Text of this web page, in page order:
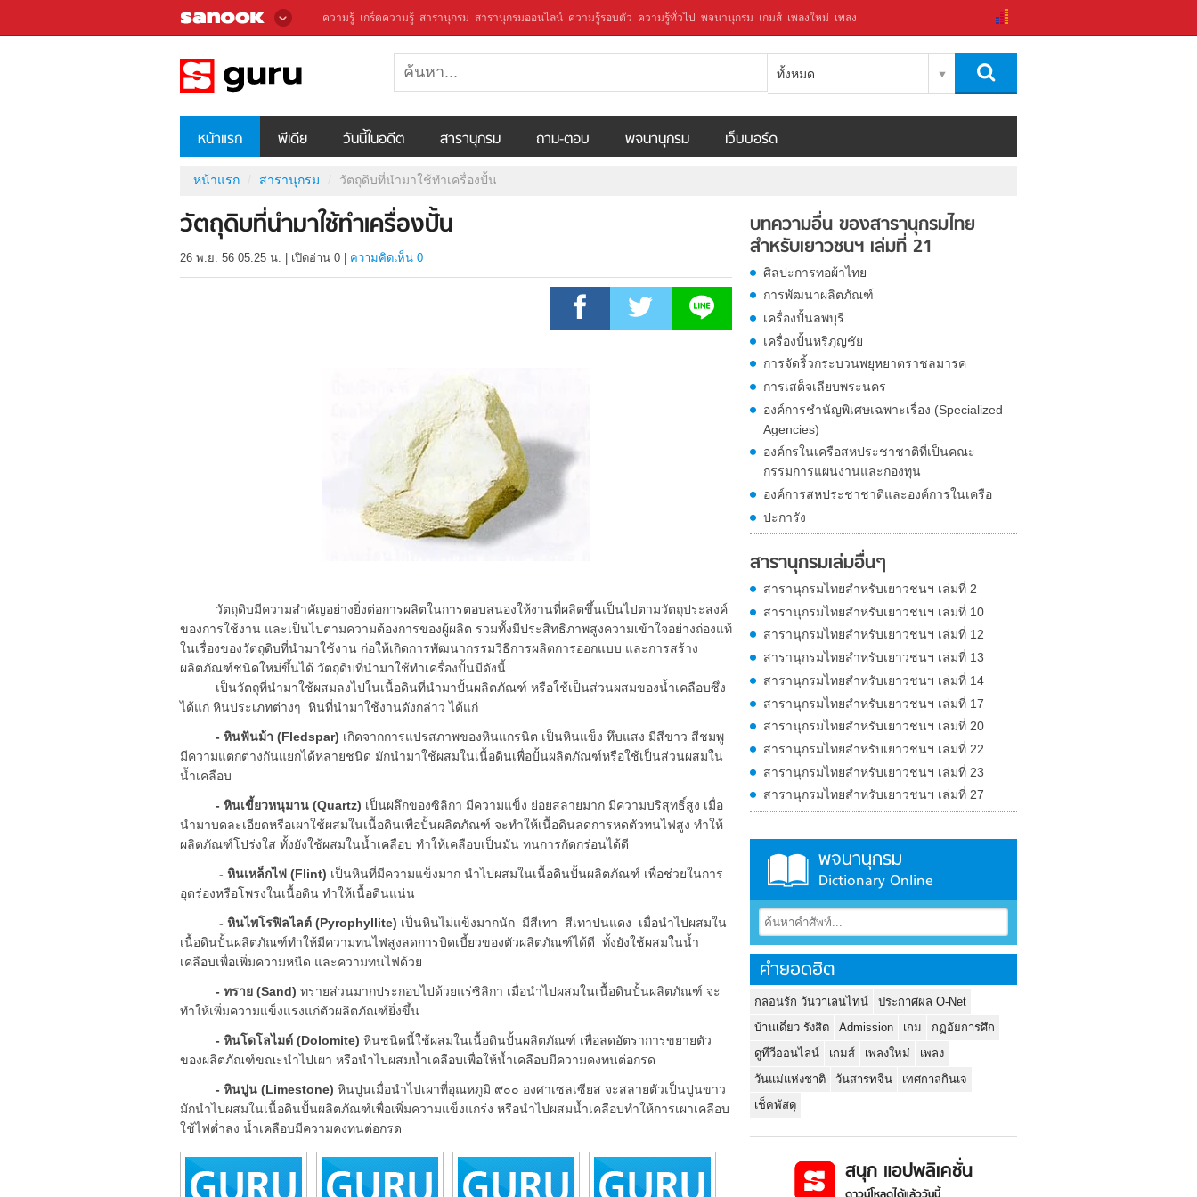
ความรู้ เกร็ดความรู้ สารานุกรม สารานุกรมออนไลน์ ความรู้รอบตัว ความรู้ทั่วไป พจนานุกรม เกมส์ เพลงใหม่ เพลง
ทั้งหมด
หน้าแรก พีเดีย วันนี้ในอดีต สารานุกรม ถาม-ตอบ พจนานุกรม เว็บบอร์ด
หน้าแรก สารานุกรม วัตถุดิบที่นำมาใช้ทำเครื่องปั้น
วัตถุดิบที่นำมาใช้ทำเครื่องปั้น
26 พ.ย. 56 05.25 น. เปิดอ่าน 0 ความคิดเห็น 0
วัตถุดิบมีความสำคัญอย่างยิ่งต่อการผลิตในการตอบสนองให้งานที่ผลิตขึ้นเป็นไปตามวัตถุประสงค์
ของการใช้งาน และเป็นไปตามความต้องการของผู้ผลิต รวมทั้งมีประสิทธิภาพสูงความเข้าใจอย่างถ่องแท้
ในเรื่องของวัตถุดิบที่นำมาใช้งาน ก่อให้เกิดการพัฒนากรรมวิธีการผลิตการออกแบบ และการสร้าง
ผลิตภัณฑ์ชนิดใหม่ขึ้นได้ วัตถุดิบที่นำมาใช้ทำเครื่องปั้นมีดังนี้
เป็นวัตถุที่นำมาใช้ผสมลงไปในเนื้อดินที่นำมาปั้นผลิตภัณฑ์ หรือใช้เป็นส่วนผสมของน้ำเคลือบซึ่ง
ได้แก่ หินประเภทต่างๆ หินที่นำมาใช้งานดังกล่าว ได้แก่
- หินฟันม้า (Fledspar) เกิดจากการแปรสภาพของหินแกรนิต เป็นหินแข็ง ทึบแสง มีสีขาว สีชมพู
มีความแตกต่างกันแยกได้หลายชนิด มักนำมาใช้ผสมในเนื้อดินเพื่อปั้นผลิตภัณฑ์หรือใช้เป็นส่วนผสมใน
น้ำเคลือบ
- หินเขี้ยวหนุมาน (Quartz) เป็นผลึกของซิลิกา มีความแข็ง ย่อยสลายมาก มีความบริสุทธิ์สูง เมื่อ
นำมาบดละเอียดหรือเผาใช้ผสมในเนื้อดินเพื่อปั้นผลิตภัณฑ์ จะทำให้เนื้อดินลดการหดตัวทนไฟสูง ทำให้
ผลิตภัณฑ์โปร่งใส ทั้งยังใช้ผสมในน้ำเคลือบ ทำให้เคลือบเป็นมัน ทนการกัดกร่อนได้ดี
- หินเหล็กไฟ (Flint) เป็นหินที่มีความแข็งมาก นำไปผสมในเนื้อดินปั้นผลิตภัณฑ์ เพื่อช่วยในการ
อุดร่องหรือโพรงในเนื้อดิน ทำให้เนื้อดินแน่น
- หินไพโรฟิลไลต์ (Pyrophyllite) เป็นหินไม่แข็งมากนัก มีสีเทา สีเทาปนแดง เมื่อนำไปผสมใน
เนื้อดินปั้นผลิตภัณฑ์ทำให้มีความทนไฟสูงลดการบิดเบี้ยวของตัวผลิตภัณฑ์ได้ดี ทั้งยังใช้ผสมในน้ำ
เคลือบเพื่อเพิ่มความหนืด และความทนไฟด้วย
- ทราย (Sand) ทรายส่วนมากประกอบไปด้วยแร่ซิลิกา เมื่อนำไปผสมในเนื้อดินปั้นผลิตภัณฑ์ จะ
ทำให้เพิ่มความแข็งแรงแก่ตัวผลิตภัณฑ์ยิ่งขึ้น
- หินโดโลไมต์ (Dolomite) หินชนิดนี้ใช้ผสมในเนื้อดินปั้นผลิตภัณฑ์ เพื่อลดอัตราการขยายตัว
ของผลิตภัณฑ์ขณะนำไปเผา หรือนำไปผสมน้ำเคลือบเพื่อให้น้ำเคลือบมีความคงทนต่อกรด
- หินปูน (Limestone) หินปูนเมื่อนำไปเผาที่อุณหภูมิ ๙๐๐ องศาเซลเซียส จะสลายตัวเป็นปูนขาว
มักนำไปผสมในเนื้อดินปั้นผลิตภัณฑ์เพื่อเพิ่มความแข็งแกร่ง หรือนำไปผสมน้ำเคลือบทำให้การเผาเคลือบ
ใช้ไฟต่ำลง น้ำเคลือบมีความคงทนต่อกรด
บทความอื่น ของสารานุกรมไทย
สำหรับเยาวชนฯ เล่มที่ 21
ศิลปะการทอผ้าไทย
การพัฒนาผลิตภัณฑ์
เครื่องปั้นลพบุรี
เครื่องปั้นหริภุญชัย
การจัดริ้วกระบวนพยุหยาตราชลมารค
การเสด็จเลียบพระนคร
องค์การชำนัญพิเศษเฉพาะเรื่อง (Specialized
Agencies)
องค์กรในเครือสหประชาชาติที่เป็นคณะ
กรรมการแผนงานและกองทุน
องค์การสหประชาชาติและองค์การในเครือ
ปะการัง
สารานุกรมเล่มอื่นๆ
สารานุกรมไทยสำหรับเยาวชนฯ เล่มที่ 2
สารานุกรมไทยสำหรับเยาวชนฯ เล่มที่ 10
สารานุกรมไทยสำหรับเยาวชนฯ เล่มที่ 12
สารานุกรมไทยสำหรับเยาวชนฯ เล่มที่ 13
สารานุกรมไทยสำหรับเยาวชนฯ เล่มที่ 14
สารานุกรมไทยสำหรับเยาวชนฯ เล่มที่ 17
สารานุกรมไทยสำหรับเยาวชนฯ เล่มที่ 20
สารานุกรมไทยสำหรับเยาวชนฯ เล่มที่ 22
สารานุกรมไทยสำหรับเยาวชนฯ เล่มที่ 23
สารานุกรมไทยสำหรับเยาวชนฯ เล่มที่ 27
พจนานุกรม
Dictionary Online
คำยอดฮิต
กลอนรัก วันวาเลนไทน์
ประกาศผล O-Net
บ้านเดี่ยว รังสิต
Admission เกม
กฏอัยการศึก
ดูทีวีออนไลน์
เกมส์ เพลงใหม่
เพลง
วันแม่แห่งชาติ
วันสารทจีน
เทศกาลกินเจ
เช็คพัสดุ
สนุก แอปพลิเคชั่น